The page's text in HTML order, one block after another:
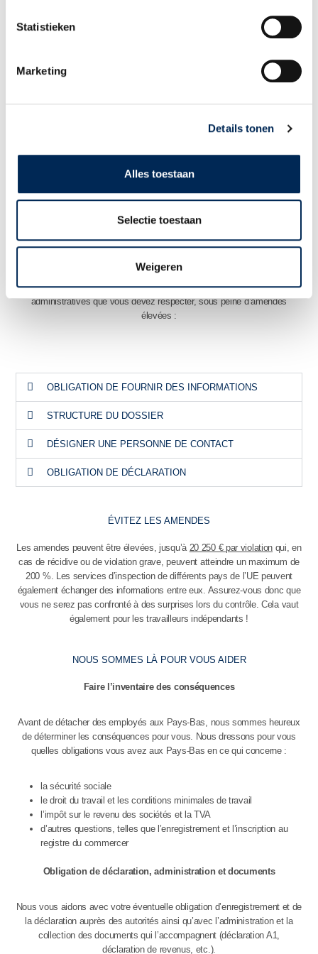
Statistieken
Marketing
Details tonen
Alles toestaan
Selectie toestaan
Weigeren
Ces changements ne s’appliquent pas encore aux employés détachés
dispositions généralement contraignantes des conventions collectives de
En savoir plus sur les obligations des transporteurs non établis aux
DÉTACHEMENT ?
En plus des conditions minimales d’emploi que vous devez accorder aux
employés détachés, vous avez également certaines obligations
administratives que vous devez respecter, sous peine d’amendes
élevées :
OBLIGATION DE FOURNIR DES INFORMATIONS
STRUCTURE DU DOSSIER
DÉSIGNER UNE PERSONNE DE CONTACT
OBLIGATION DE DÉCLARATION
ÉVITEZ LES AMENDES
Les amendes peuvent être élevées, jusqu’à 20 250 € par violation qui, en
cas de récidive ou de violation grave, peuvent atteindre un maximum de
200 %. Les services d’inspection de différents pays de l’UE peuvent
également échanger des informations entre eux. Assurez-vous donc que
vous ne serez pas confronté à des surprises lors du contrôle. Cela vaut
également pour les travailleurs indépendants !
NOUS SOMMES LÀ POUR VOUS AIDER
Faire l’inventaire des conséquences
Avant de détacher des employés aux Pays-Bas, nous sommes heureux
de déterminer les conséquences pour vous. Nous dressons pour vous
quelles obligations vous avez aux Pays-Bas en ce qui concerne :
la sécurité sociale
le droit du travail et les conditions minimales de travail
l’impôt sur le revenu des sociétés et la TVA
d’autres questions, telles que l’enregistrement et l’inscription au
registre du commercer
Obligation de déclaration, administration et documents
Nous vous aidons avec votre éventuelle obligation d’enregistrement et de
la déclaration auprès des autorités ainsi qu’avec l’administration et la
collection des documents qui l’accompagnent (déclaration A1,
déclaration de revenus, etc.).